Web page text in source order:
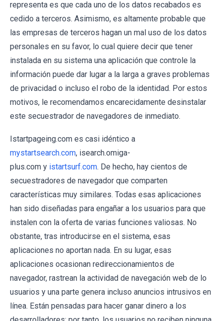
representa es que cada uno de los datos recabados es
cedido a terceros. Asimismo, es altamente probable que
las empresas de terceros hagan un mal uso de los datos
personales en su favor, lo cual quiere decir que tener
instalada en su sistema una aplicación que controle la
información puede dar lugar a la larga a graves problemas
de privacidad o incluso el robo de la identidad. Por estos
motivos, le recomendamos encarecidamente desinstalar
este secuestrador de navegadores de inmediato.
Istartpageing.com es casi idéntico a
mystartsearch.com, isearch.omiga-
plus.com y istartsurf.com. De hecho, hay cientos de
secuestradores de navegador que comparten
características muy similares. Todas esas aplicaciones
han sido diseñadas para engañar a los usuarios para que
instalen con la oferta de varias funciones valiosas. No
obstante, tras introducirse en el sistema, esas
aplicaciones no aportan nada. En su lugar, esas
aplicaciones ocasionan redireccionamientos de
navegador, rastrean la actividad de navegación web de lo
usuarios y una parte genera incluso anuncios intrusivos en
línea. Están pensadas para hacer ganar dinero a los